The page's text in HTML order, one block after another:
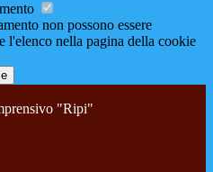
non possono essere
l'elenco nella pagina della cookie
"Ripi"